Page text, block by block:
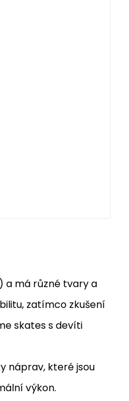
a má různé tvary a
zatímco zkušení
skates s devíti
náprav, které jsou
výkon.